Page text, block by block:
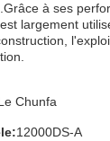
à ses
largement
Chunfa
12000DS-A